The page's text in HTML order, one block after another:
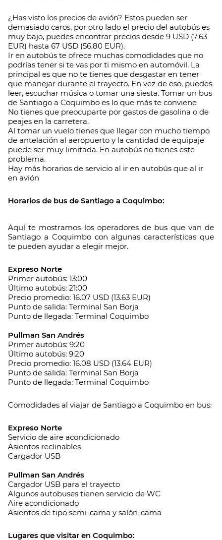
¿Has visto los precios de avión? Estos pueden ser
demasiado caros, por otro lado el precio del autobús es
muy bajo, puedes encontrar precios desde 9 USD (7.63
EUR) hasta 67 USD (56.80 EUR).
Ir en autobús te ofrece muchas comodidades que no
podrías tener si te vas por ti mismo en automóvil. La
principal es que no te tienes que desgastar en tener
que manejar durante el trayecto. En vez de eso, puedes
leer, escuchar música o tomar una siesta. Tomar un bus
de Santiago a Coquimbo es lo que más te conviene
No tienes que preocuparte por gastos de gasolina o de
peajes en la carretera.
Al tomar un vuelo tienes que llegar con mucho tiempo
de antelación al aeropuerto y la cantidad de equipaje
puede ser muy limitada. En autobús no tienes este
problema.
Hay más horarios de servicio al ir en autobús que al ir
en avión
Horarios de bus de Santiago a Coquimbo:
Aquí te mostramos los operadores de bus que van de
Santiago a Coquimbo con algunas características que
te pueden ayudar a elegir mejor.
Expreso Norte
Primer autobús: 13:00
Último autobús: 21:00
Precio promedio: 16.07 USD (13.63 EUR)
Punto de salida: Terminal San Borja
Punto de llegada: Terminal Coquimbo
Pullman San Andrés
Primer autobús: 9:20
Último autobús: 9:20
Precio promedio: 16.08 USD (13.64 EUR)
Punto de salida: Terminal San Borja
Punto de llegada: Terminal Coquimbo
Comodidades al viajar de Santiago a Coquimbo en bus:
Expreso Norte
Servicio de aire acondicionado
Asientos reclinables
Cargador USB
Pullman San Andrés
Cargador USB para el trayecto
Algunos autobuses tienen servicio de WC
Aire acondicionado
Asientos de tipo semi-cama y salón-cama
Lugares que visitar en Coquimbo: